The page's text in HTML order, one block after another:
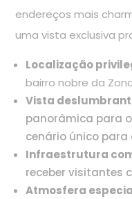
endereços mais
uma vista exclusiva
Localização
bairro nobre da
Vista
panorâmica para o
cenário único para
Infraestrutura
receber visitantes
Atmosfera